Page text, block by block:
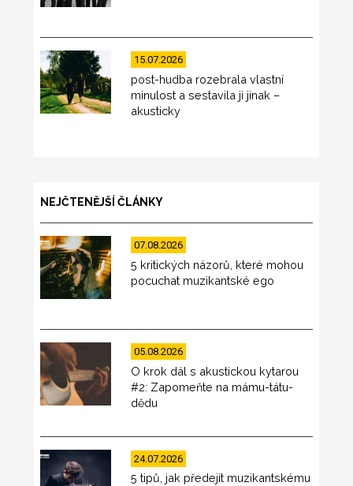
15.07.2026
post-hudba rozebrala vlastní
minulost a sestavila ji jinak –
akusticky
NEJČTENĚJŠÍ ČLÁNKY
07.08.2026
5 kritických názorů, které mohou
pocuchat muzikantské ego
05.08.2026
O krok dál s akustickou kytarou
#2: Zapomeňte na mámu-tátu-
dědu
24.07.2026
5 tipů, jak předejít muzikantskému